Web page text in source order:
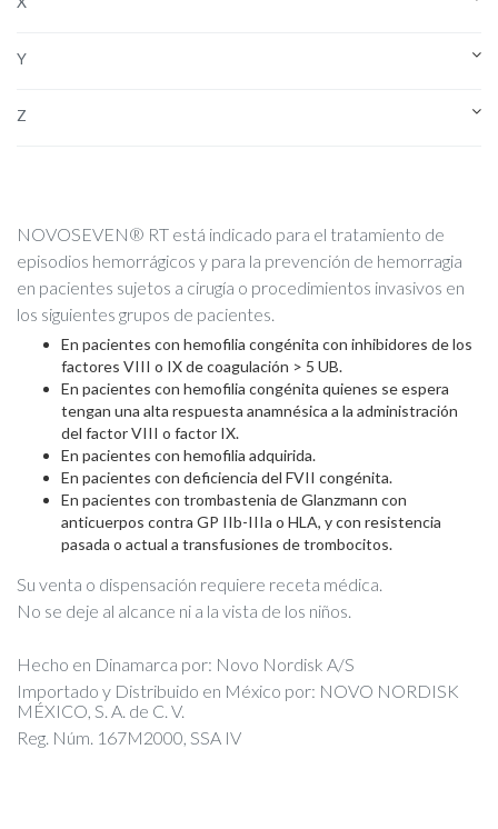
Y
Z
NOVOSEVEN® RT está indicado para el tratamiento de
episodios hemorrágicos y para la prevención de hemorragia
en pacientes sujetos a cirugía o procedimientos invasivos en
los siguientes grupos de pacientes.
En pacientes con hemofilia congénita con inhibidores de los
factores VIII o IX de coagulación > 5 UB.
En pacientes con hemofilia congénita quienes se espera
tengan una alta respuesta anamnésica a la administración
del factor VIII o factor IX.
En pacientes con hemofilia adquirida.
En pacientes con deficiencia del FVII congénita.
En pacientes con trombastenia de Glanzmann con
anticuerpos contra GP IIb-IIIa o HLA, y con resistencia
pasada o actual a transfusiones de trombocitos.
Su venta o dispensación requiere receta médica.
No se deje al alcance ni a la vista de los niños.
Hecho en Dinamarca por: Novo Nordisk A/S
Importado y Distribuido en México por: NOVO NORDISK
MÉXICO, S. A. de C. V.
Reg. Núm. 167M2000, SSA IV